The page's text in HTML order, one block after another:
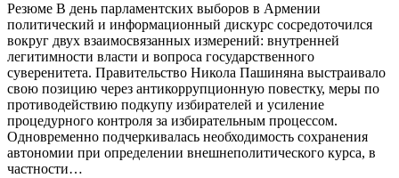
Резюме В день парламентских выборов в Армении
политический и информационный дискурс сосредоточился
вокруг двух взаимосвязанных измерений: внутренней
легитимности власти и вопроса государственного
суверенитета. Правительство Никола Пашиняна выстраивало
свою позицию через антикоррупционную повестку, меры по
противодействию подкупу избирателей и усиление
процедурного контроля за избирательным процессом.
Одновременно подчеркивалась необходимость сохранения
автономии при определении внешнеполитического курса, в
частности…